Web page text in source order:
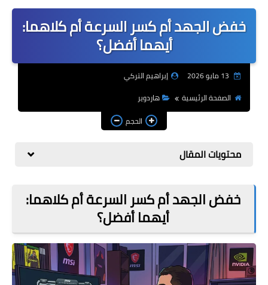
اخبار
ابل
اندرويد
مراجعات
الربح من الانترنت
ذكاء اصطناعي
خفض الجهد أم كسر السرعة أم كلاهما:
أيهما أفضل؟
إبراهيم التركي
الصفحة الرئيسية
هاردوير
الحجم
محتويات المقال
خفض الجهد أم كسر السرعة أم كلاهما:
أيهما أفضل؟